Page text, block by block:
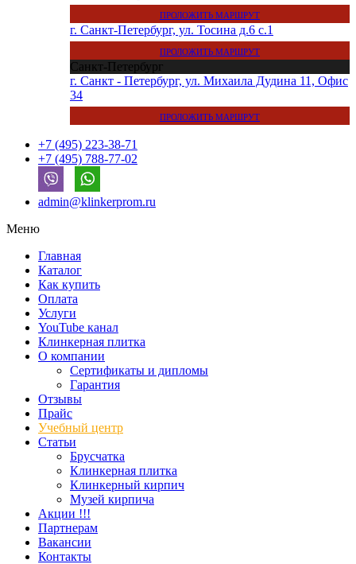
ПРОЛОЖИТЬ МАРШРУТ
г. Санкт-Петербург, ул. Тосина д.6 с.1
ПРОЛОЖИТЬ МАРШРУТ
Санкт-Петербург
г. Санкт - Петербург, ул. Михаила Дудина 11, Офис
34
ПРОЛОЖИТЬ МАРШРУТ
+7 (495) 223-38-71
+7 (495) 788-77-02
admin@klinkerprom.ru
Меню
Главная
Каталог
Как купить
Оплата
Услуги
YouTube канал
Клинкерная плитка
О компании
Сертификаты и дипломы
Гарантия
Отзывы
Прайс
Учебный центр
Статьи
Брусчатка
Клинкерная плитка
Клинкерный кирпич
Музей кирпича
Акции !!!
Партнерам
Вакансии
Контакты